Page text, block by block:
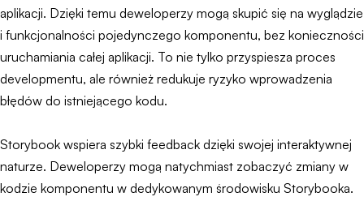
aplikacji. Dzięki temu deweloperzy mogą skupić się na wyglądzie
i funkcjonalności pojedynczego komponentu, bez konieczności
uruchamiania całej aplikacji. To nie tylko przyspiesza proces
developmentu, ale również redukuje ryzyko wprowadzenia
błędów do istniejącego kodu.
Storybook wspiera szybki feedback dzięki swojej interaktywnej
naturze. Deweloperzy mogą natychmiast zobaczyć zmiany w
kodzie komponentu w dedykowanym środowisku Storybooka.